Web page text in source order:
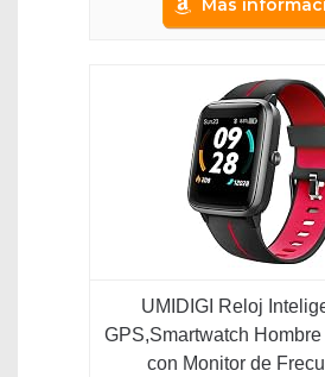
Más
UMIDIGI Reloj
GPS,Smartwatch
con Monitor de